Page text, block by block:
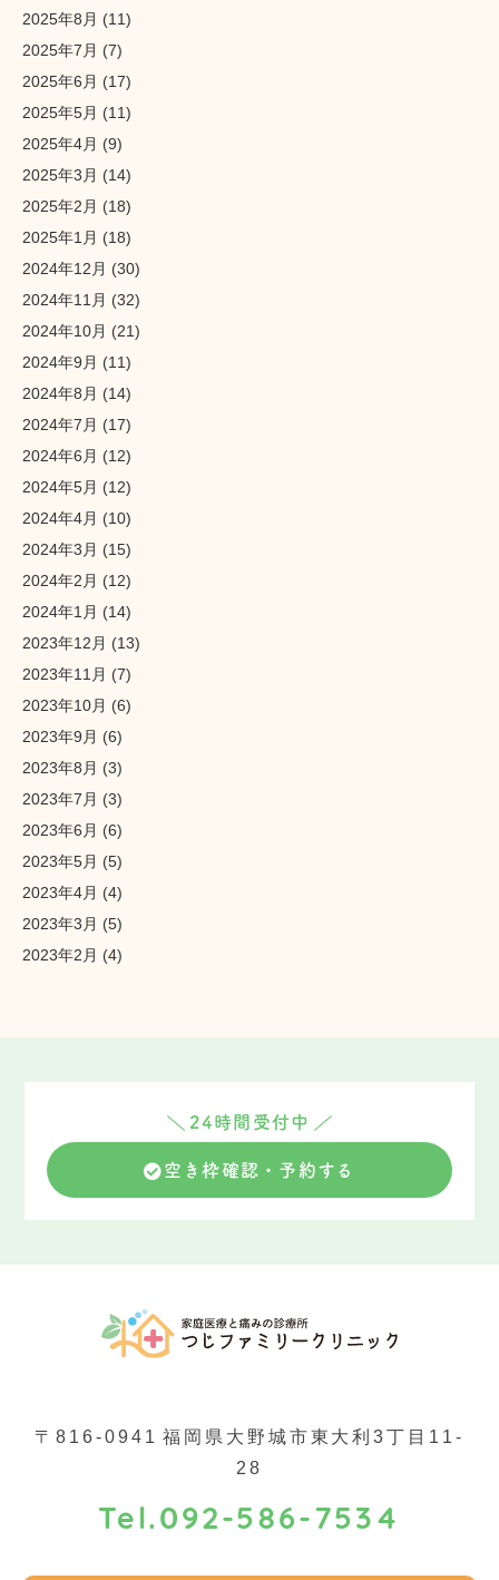
2025年8月 (11)
2025年7月 (7)
2025年6月 (17)
2025年5月 (11)
2025年4月 (9)
2025年3月 (14)
2025年2月 (18)
2025年1月 (18)
2024年12月 (30)
2024年11月 (32)
2024年10月 (21)
2024年9月 (11)
2024年8月 (14)
2024年7月 (17)
2024年6月 (12)
2024年5月 (12)
2024年4月 (10)
2024年3月 (15)
2024年2月 (12)
2024年1月 (14)
2023年12月 (13)
2023年11月 (7)
2023年10月 (6)
2023年9月 (6)
2023年8月 (3)
2023年7月 (3)
2023年6月 (6)
2023年5月 (5)
2023年4月 (4)
2023年3月 (5)
2023年2月 (4)
24時間受付中
空き枠確認・予約する
〒816-0941 福岡県大野城市東大利3丁目11-
28
Tel. 092-586-7534